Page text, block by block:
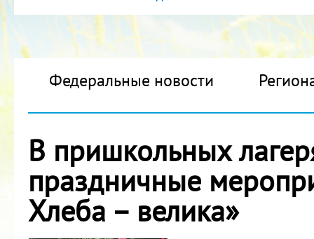
Федеральные новости
В пришкольных
праздничные
Хлеба – велика»